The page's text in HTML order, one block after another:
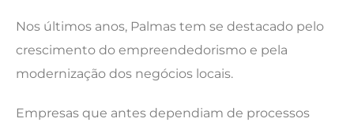
Nos últimos anos, Palmas tem se destacado pelo
crescimento do empreendedorismo e pela
modernização dos negócios locais.
Empresas que antes dependiam de processos